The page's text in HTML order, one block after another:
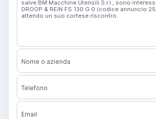
Nome o azienda
Telefono
Email